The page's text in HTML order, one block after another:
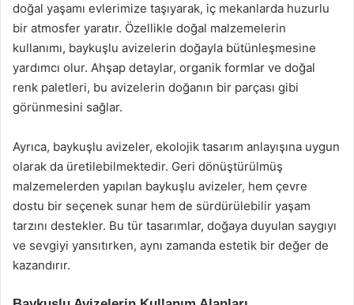
doğal yaşamı evlerimize taşıyarak, iç mekanlarda huzurlu
bir atmosfer yaratır. Özellikle doğal malzemelerin
kullanımı, baykuşlu avizelerin doğayla bütünleşmesine
yardımcı olur. Ahşap detaylar, organik formlar ve doğal
renk paletleri, bu avizelerin doğanın bir parçası gibi
görünmesini sağlar.
Ayrıca, baykuşlu avizeler, ekolojik tasarım anlayışına uygun
olarak da üretilebilmektedir. Geri dönüştürülmüş
malzemelerden yapılan baykuşlu avizeler, hem çevre
dostu bir seçenek sunar hem de sürdürülebilir yaşam
tarzını destekler. Bu tür tasarımlar, doğaya duyulan saygıyı
ve sevgiyi yansıtırken, aynı zamanda estetik bir değer de
kazandırır.